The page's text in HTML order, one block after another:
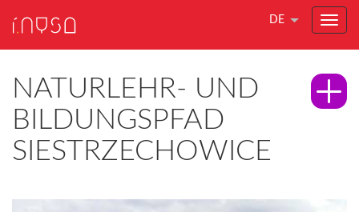
DE
NATURLEHR- UND
BILDUNGSPFAD
SIESTRZECHOWICE